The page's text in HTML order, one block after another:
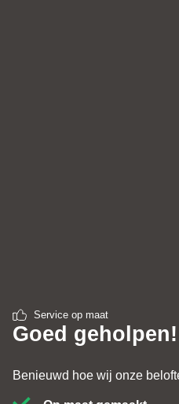
Service op maat
Goed geholpen!
Benieuwd hoe wij onze